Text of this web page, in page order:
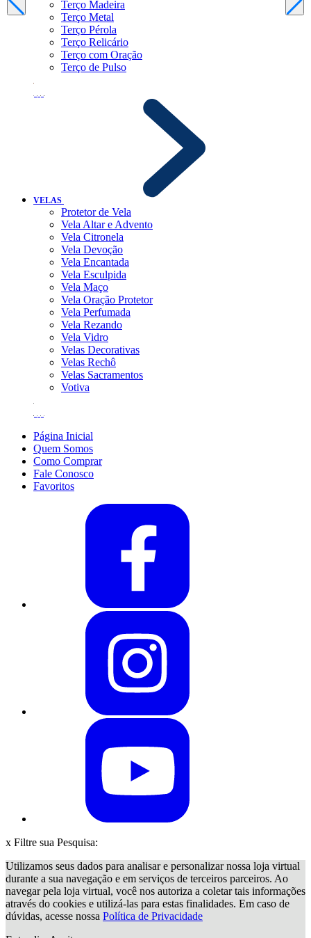
Terço Madeira
Terço Metal
Terço Pérola
Terço Relicário
Terço com Oração
Terço de Pulso
VELAS
Protetor de Vela
Vela Altar e Advento
Vela Citronela
Vela Devoção
Vela Encantada
Vela Esculpida
Vela Maço
Vela Oração Protetor
Vela Perfumada
Vela Rezando
Vela Vidro
Velas Decorativas
Velas Rechô
Velas Sacramentos
Votiva
Página Inicial
Quem Somos
Como Comprar
Fale Conosco
Favoritos
x Filtre sua Pesquisa:
Utilizamos seus dados para analisar e personalizar nossa loja virtual
durante a sua navegação e em serviços de terceiros parceiros. Ao
navegar pela loja virtual, você nos autoriza a coletar tais informações
através do cookies e utilizá-las para estas finalidades. Em caso de
dúvidas, acesse nossa Política de Privacidade